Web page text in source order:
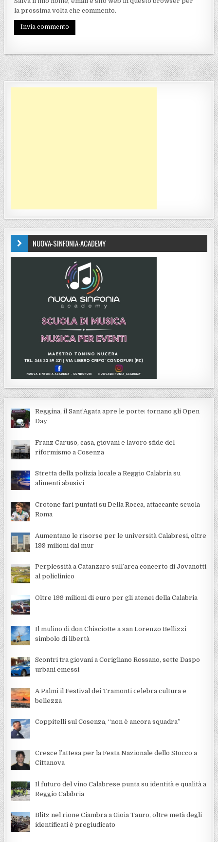
la prossima volta che commento.
NUOVA-SINFONIA-ACADEMY
Reggina, il Sant’Agata apre le porte: tornano gli Open
Day
Franz Caruso, casa, giovani e lavoro sfide del
riformismo a Cosenza
Stretta della polizia locale a Reggio Calabria su
alimenti abusivi
Crotone fari puntati su Della Rocca, attaccante scuola
Roma
Aumentano le risorse per le università Calabresi, oltre
199 milioni dal mur
Perplessità a Catanzaro sull’area concerto di Jovanotti
al policlinico
Oltre 199 milioni di euro per gli atenei della Calabria
Il mulino di don Chisciotte a san Lorenzo Bellizzi
simbolo di libertà
Scontri tra giovani a Corigliano Rossano, sette Daspo
urbani emessi
A Palmi il Festival dei Tramonti celebra cultura e
bellezza
Coppitelli sul Cosenza, “non è ancora squadra”
Cresce l’attesa per la Festa Nazionale dello Stocco a
Cittanova
Il futuro del vino Calabrese punta su identità e qualità a
Reggio Calabria
Blitz nel rione Ciambra a Gioia Tauro, oltre metà degli
identificati è pregiudicato